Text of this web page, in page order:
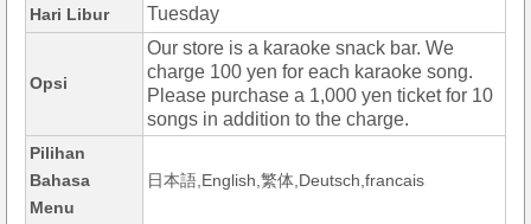
Hari Libur Tuesday
Opsi
Our store is a karaoke snack bar. We
charge 100 yen for each karaoke song.
Please purchase a 1,000 yen ticket for 10
songs in addition to the charge.
Pilihan
Bahasa
Menu
日本語,English,繁体,Deutsch,francais